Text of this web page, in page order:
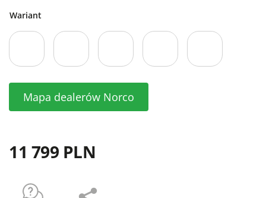
Wariant
Mapa dealerów Norco
11 799 PLN